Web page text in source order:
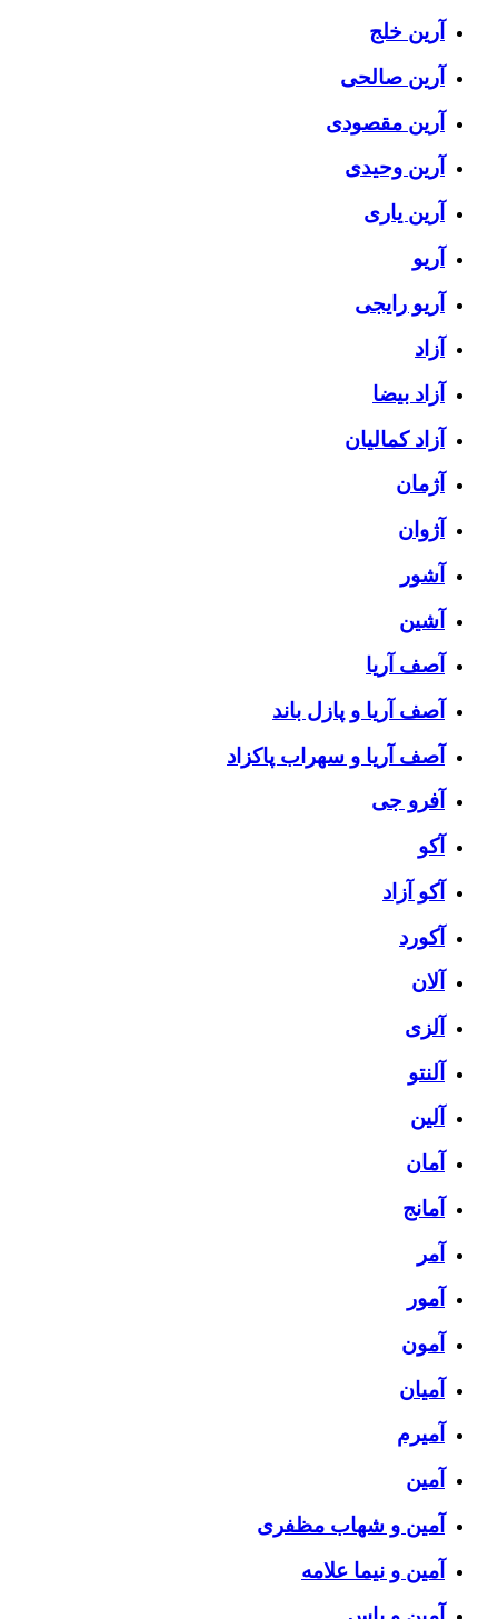
آرین خلج
آرین صالحی
آرین مقصودی
آرین وحیدی
آرین یاری
آریو
آریو رایجی
آزاد
آزاد بیضا
آزاد کمالیان
آژمان
آژوان
آشور
آشین
آصف آریا
آصف آریا و پازل باند
آصف آریا و سهراب پاکزاد
آفرو جی
آکو
آکو آزاد
آکورد
آلان
آلزی
آلنتو
آلین
آمان
آمانج
آمر
آمور
آمون
آمیان
آمیرم
آمین
آمین و شهاب مظفری
آمین و نیما علامه